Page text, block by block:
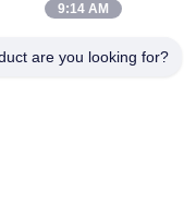
9:14 AM
are you looking for?